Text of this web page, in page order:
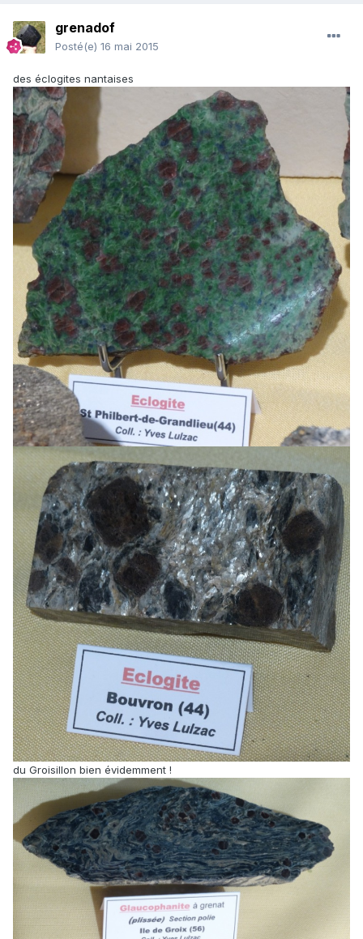
grenadof
Posté(e) 16 mai 2015
des éclogites nantaises
du Groisillon bien évidemment !